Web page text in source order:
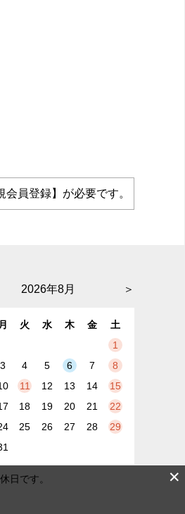
員登録】が必要です。
＞
2026年8月
月 火 水 木 金
土
1
3 4 5 6 7
8
11 12 13 14
15
18 19 20 21
22
25 26 27 28
29
日です。 ✕